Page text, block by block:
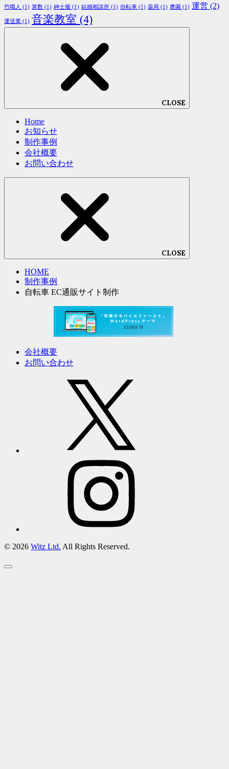
竹職人 (1) 算数 (1) 紳士服 (1) 結婚相談所 (1) 自転車 (1) 薬局 (1) 農園 (1) 運営 (2)
運送業 (1) 音楽教室 (4)
CLOSE
Home
お知らせ
制作事例
会社概要
お問い合わせ
CLOSE
HOME
制作事例
自転車 EC通販サイト制作
会社概要
お問い合わせ
© 2026 Witz Ltd. All Rights Reserved.